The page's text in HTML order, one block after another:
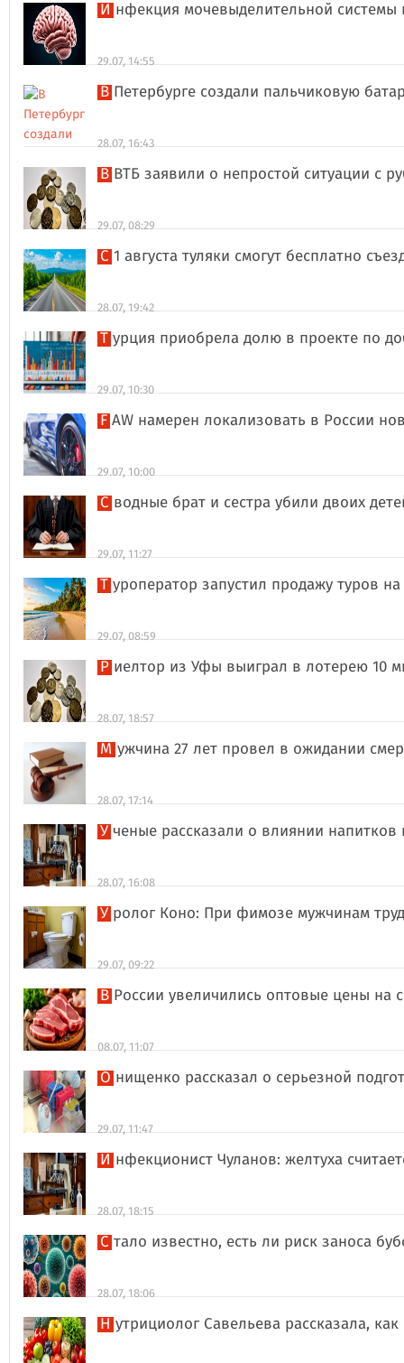
Инфекция мочевыделительной
29.07, 14:55
В Петербурге создали пальчиковую
28.07, 16:43
В ВТБ заявили о непростой ситуации с
29.07, 08:29
С 1 августа туляки смогут бесплатно
28.07, 19:42
Турция приобрела долю в проекте по
29.07, 10:30
FAW намерен локализовать в России
29.07, 10:00
Сводные брат и сестра убили двоих
29.07, 11:27
Туроператор запустил продажу туров
29.07, 08:59
Риелтор из Уфы выиграл в лотерею 10
28.07, 18:57
Мужчина 27 лет провел в ожидании
28.07, 17:14
Ученые рассказали о влиянии
28.07, 16:08
Уролог Коно: При фимозе мужчинам
29.07, 09:22
В России увеличились оптовые цены на
08.07, 11:07
Онищенко рассказал о серьезной
29.07, 11:47
Инфекционист Чуланов: желтуха
28.07, 18:15
Стало известно, есть ли риск заноса
28.07, 18:06
Нутрициолог Савельева рассказала,